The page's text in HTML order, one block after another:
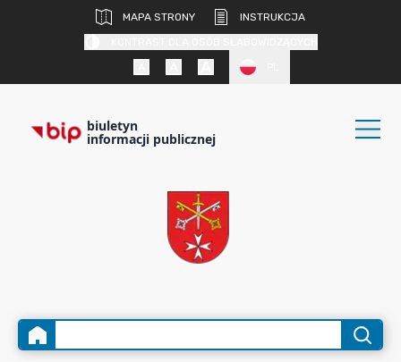
MAPA STRONY
INSTRUKCJA
biuletyn
informacji publicznej